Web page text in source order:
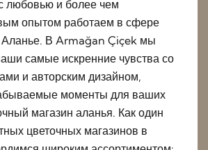
любовью и более чем
опытом работаем в сфере
Аланье. В Armağan Çiçek мы
самые искренние чувства со
и авторским дизайном,
моменты для ваших
магазин аланья. Как один
цветочных магазинов в